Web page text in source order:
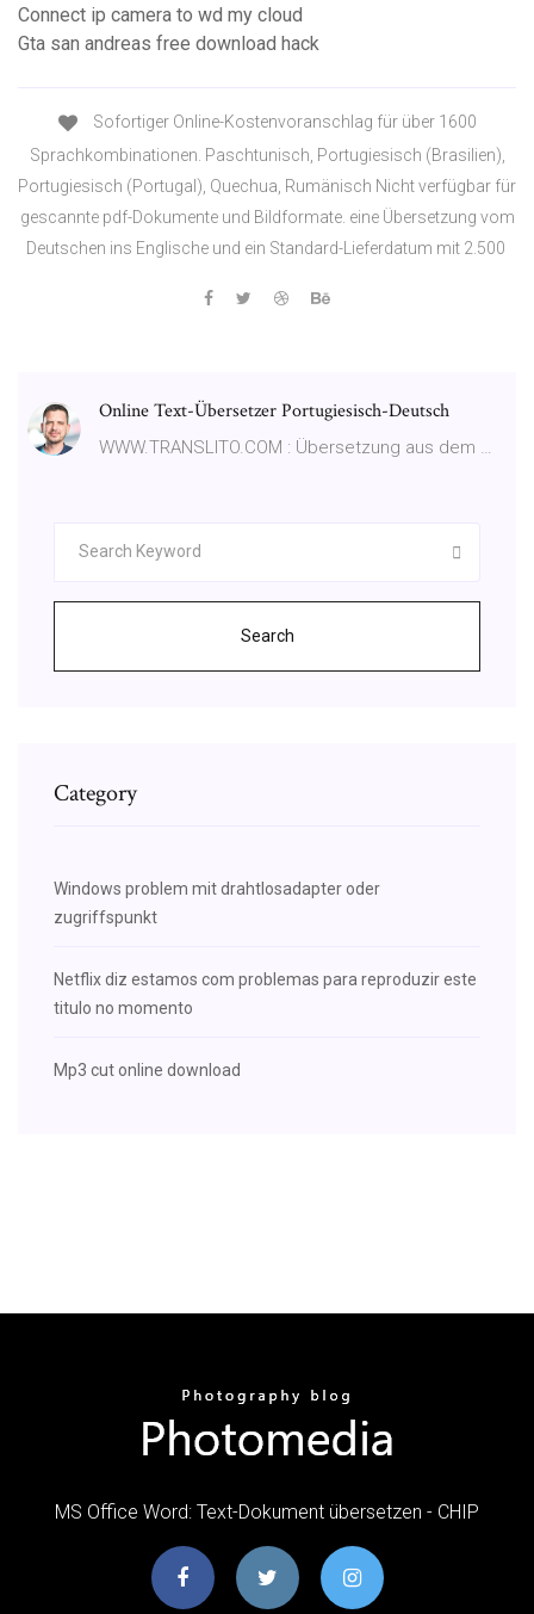
Connect ip camera to wd my cloud
Gta san andreas free download hack
Sofortiger Online-Kostenvoranschlag für über 1600
Sprachkombinationen. Paschtunisch, Portugiesisch (Brasilien),
Portugiesisch (Portugal), Quechua, Rumänisch Nicht verfügbar für
gescannte pdf-Dokumente und Bildformate. eine Übersetzung vom
Deutschen ins Englische und ein Standard-Lieferdatum mit 2.500
Online Text-Übersetzer Portugiesisch-Deutsch
WWW.TRANSLITO.COM : Übersetzung aus dem …
Search
Category
Windows problem mit drahtlosadapter oder
zugriffspunkt
Netflix diz estamos com problemas para reproduzir este
titulo no momento
Mp3 cut online download
MS Office Word: Text-Dokument übersetzen - CHIP